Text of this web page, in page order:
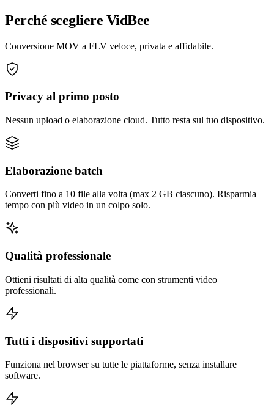
Perché scegliere VidBee
Conversione MOV a FLV veloce, privata e affidabile.
Privacy al primo posto
Nessun upload o elaborazione cloud. Tutto resta sul tuo dispositivo.
Elaborazione batch
Converti fino a 10 file alla volta (max 2 GB ciascuno). Risparmia
tempo con più video in un colpo solo.
Qualità professionale
Ottieni risultati di alta qualità come con strumenti video
professionali.
Tutti i dispositivi supportati
Funziona nel browser su tutte le piattaforme, senza installare
software.